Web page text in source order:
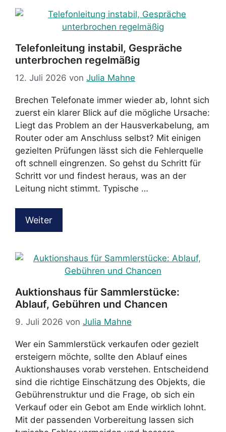
Telefonleitung instabil, Gespräche
unterbrochen regelmäßig
12. Juli 2026 von Julia Mahne
Brechen Telefonate immer wieder ab, lohnt sich
zuerst ein klarer Blick auf die mögliche Ursache:
Liegt das Problem an der Hausverkabelung, am
Router oder am Anschluss selbst? Mit einigen
gezielten Prüfungen lässt sich die Fehlerquelle
oft schnell eingrenzen. So gehst du Schritt für
Schritt vor und findest heraus, was an der
Leitung nicht stimmt. Typische …
Weiter
Auktionshaus für Sammlerstücke:
Ablauf, Gebühren und Chancen
9. Juli 2026 von Julia Mahne
Wer ein Sammlerstück verkaufen oder gezielt
ersteigern möchte, sollte den Ablauf eines
Auktionshauses vorab verstehen. Entscheidend
sind die richtige Einschätzung des Objekts, die
Gebührenstruktur und die Frage, ob sich ein
Verkauf oder ein Gebot am Ende wirklich lohnt.
Mit der passenden Vorbereitung lassen sich